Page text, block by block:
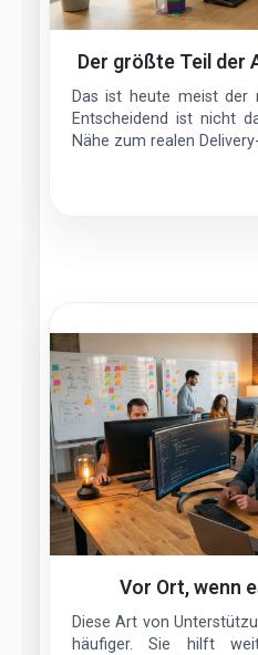
Der größte Teil der
Das ist heute meist der normale Arbeitsmodus.
Entscheidend ist nicht
Nähe zum realen
Vor Ort, wenn
Diese Art von Unterstützung im Raum war früher
häufiger. Sie hilft